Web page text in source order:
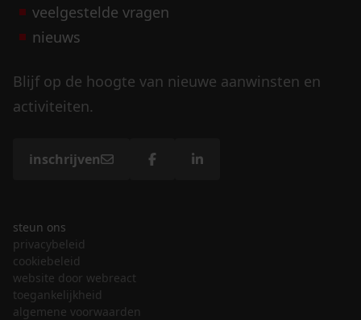
veelgestelde vragen
nieuws
Blijf op de hoogte van nieuwe aanwinsten en
activiteiten.
inschrijven
steun ons
privacybeleid
cookiebeleid
website door webreact
toegankelijkheid
algemene voorwaarden